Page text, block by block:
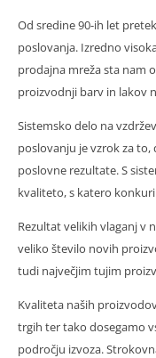
Od sredine 90-ih let
poslovanja. Izredno
prodajna mreža sta nam
proizvodnji barv in lakov
Sistemsko delo na
poslovanju je vzrok za to,
poslovne rezultate. S
kvaliteto, s katero
Rezultat velikih vlaganj v
veliko število novih
tudi največjim tujim
Kvaliteta naših
trgih ter tako dosegamo
področju izvoza.